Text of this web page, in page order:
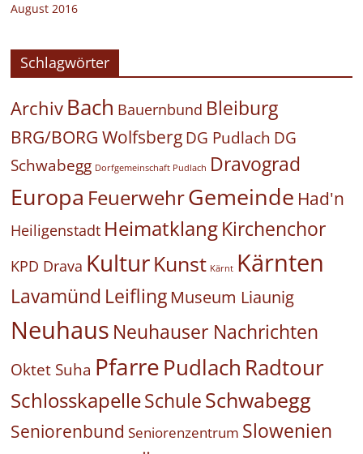
August 2016
Schlagwörter
Archiv Bach Bauernbund Bleiburg
BRG/BORG Wolfsberg DG Pudlach DG
Schwabegg Dorfgemeinschaft Pudlach Dravograd
Europa FeuerwehrGemeinde Had'n
Heiligenstadt HeimatklangKirchenchor
KPD Drava KulturKunst Kärnt Kärnten
Lavamünd Leifling Museum Liaunig
Neuhaus Neuhauser Nachrichten
Oktet Suha PfarrePudlach Radtour
SchlosskapelleSchuleSchwabegg
Seniorenbund Seniorenzentrum Slowenien